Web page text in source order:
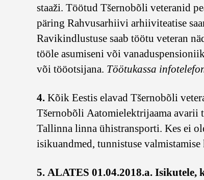
staaži. Töötud Tšernobõli veteranid
päring Rahvusarhiivi arhiiviteatise
Ravikindlustuse saab töötu veteran
tööle asumiseni või
või tööotsijana. Töötukassa
4.Kõik Eestis elavad Tšernobõli
Tšernobõli Aatomielektrijaama avarii
Tallinna linna ühistransporti. Kes ei
isikuandmed, tunnistuse
5. ALATES 01.04.2018.a.Isikutele,